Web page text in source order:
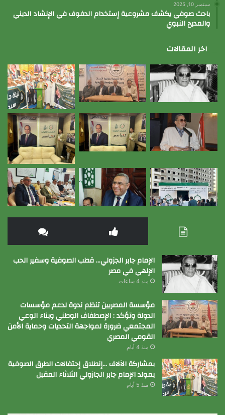
سبتمبر 10, 2025
باحث صوفي يكشف مشروعية إستخدام الدفوف في الإنشاد الديني
والمديح النبوي
اخر المقالات
الإمام جابر الجزولي… قطب الصوفية وسفير الحب
الإلهي في مصر
منذ 4 ساعات
مؤسسة المصريين تنظم ندوة لدعم مؤسسات
الدولة وتؤكد : الإصطفاف الوطني وبناء الوعي
المجتمعي ضرورة لمواجهة التحديات وحماية الأمن
القومي المصري
منذ 4 أيام
بمشاركة الآلاف …إنطلاق إحتفالات الطرق الصوفية
بمولد الإمام جابر الجازولي الثلاثاء المقبل
منذ 5 أيام